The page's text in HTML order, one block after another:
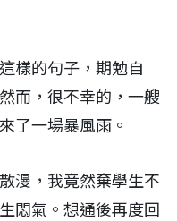
樣的句子，期勉自
而，很不幸的，一艘
了一場暴風雨。
漫，我竟然棄學生不
悶氣。想通後再度回